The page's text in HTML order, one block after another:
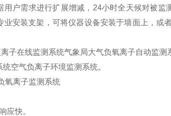
需求进行扩展增减，24小时全天候对被监
安装支架，可将仪器设备安装于墙面上，或
在线监测系统气象局大气负氧离子自动监测
空气负离子环境监测系统。
快。